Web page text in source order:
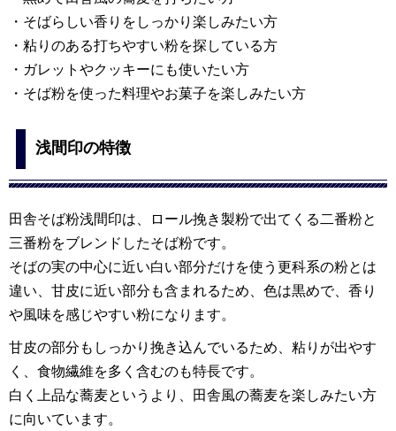
・そばらしい香りをしっかり楽しみたい方
・粘りのある打ちやすい粉を探している方
・ガレットやクッキーにも使いたい方
・そば粉を使った料理やお菓子を楽しみたい方
浅間印の特徴
田舎そば粉浅間印は、ロール挽き製粉で出てくる二番粉と
三番粉をブレンドしたそば粉です。
そばの実の中心に近い白い部分だけを使う更科系の粉とは
違い、甘皮に近い部分も含まれるため、色は黒めで、香り
や風味を感じやすい粉になります。
甘皮の部分もしっかり挽き込んでいるため、粘りが出やす
く、食物繊維を多く含むのも特長です。
白く上品な蕎麦というより、田舎風の蕎麦を楽しみたい方
に向いています。